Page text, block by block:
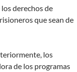
derechos de
que sean de
los
de los programas